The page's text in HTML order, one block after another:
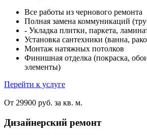
Все работы из чернового ремонта
Полная замена коммуникаций
- Укладка плитки, паркета,
Установка сантехники (ванна,
Монтаж натяжных потолков
Финишная отделка (покраска,
элементы)
Перейти к услуге
От 29900 руб. за кв. м.
Дизайнерский ремонт